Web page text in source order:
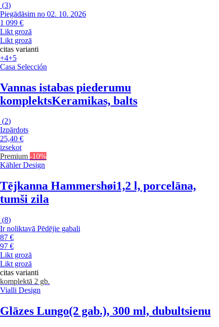
(3)
Piegādāsim no 02. 10. 2026
1 099 €
Likt grozā
Likt grozā
citas varianti
+4+5
Casa Selección
Vannas istabas piederumu
komplektsKeramikas, balts
(2)
Izpārdots
25,40 €
izsekot
Premium -10%
Kähler Design
Tējkanna Hammershøi1,2 l, porcelāna,
tumši zila
(8)
Ir noliktavā Pēdējie gabali
87 €
97 €
Likt grozā
Likt grozā
citas varianti
komplektā 2 gb.
Vialli Design
Glāzes Lungo(2 gab.), 300 ml, dubultsienu